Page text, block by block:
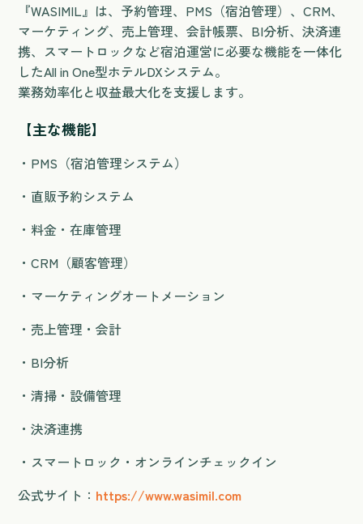
『WASIMIL』は、予約管理、PMS（宿泊管理）、CRM、
マーケティング、売上管理、会計帳票、BI分析、決済連
携、スマートロックなど宿泊運営に必要な機能を一体化
したAll in One型ホテルDXシステム。
業務効率化と収益最大化を支援します。
【主な機能】
・PMS（宿泊管理システム）
・直販予約システム
・料金・在庫管理
・CRM（顧客管理）
・マーケティングオートメーション
・売上管理・会計
・BI分析
・清掃・設備管理
・決済連携
・スマートロック・オンラインチェックイン
公式サイト： https://www.wasimil.com